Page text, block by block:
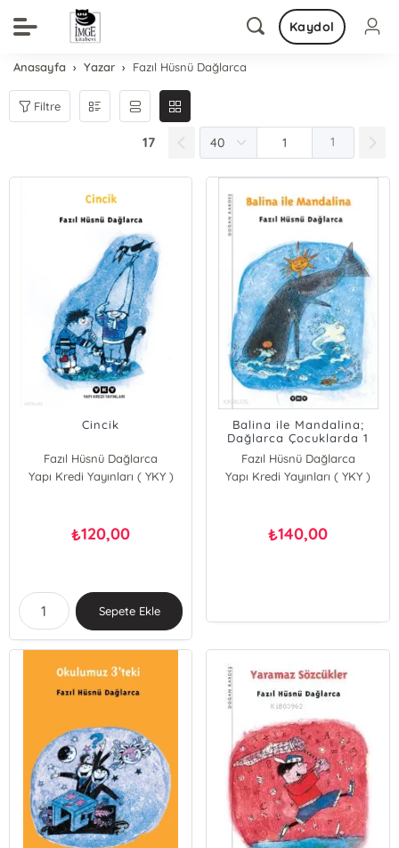
Kaydol
Anasayfa Yazar Fazıl Hüsnü Dağlarca
Filtre
17 1
Cincik
Fazıl Hüsnü Dağlarca
Yapı Kredi Yayınları ( YKY )
₺120,00
Sepete Ekle
Balina ile Mandalina;
Dağlarca Çocuklarda 1
Fazıl Hüsnü Dağlarca
Yapı Kredi Yayınları ( YKY )
₺140,00